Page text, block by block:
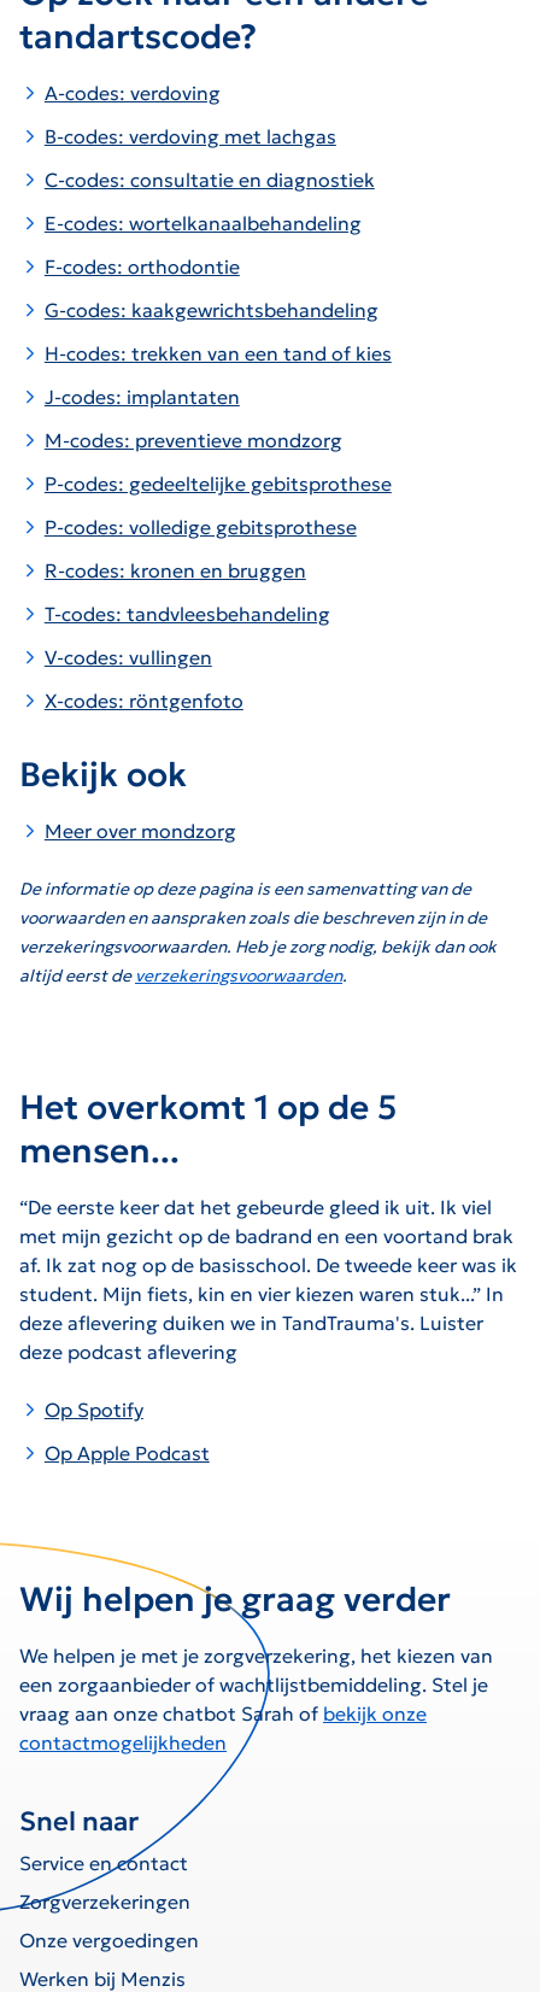
tandartscode?
A-codes: verdoving
B-codes: verdoving met lachgas
C-codes: consultatie en diagnostiek
E-codes: wortelkanaalbehandeling
F-codes: orthodontie
G-codes: kaakgewrichtsbehandeling
H-codes: trekken van een tand of kies
J-codes: implantaten
M-codes: preventieve mondzorg
P-codes: gedeeltelijke gebitsprothese
P-codes: volledige gebitsprothese
R-codes: kronen en bruggen
T-codes: tandvleesbehandeling
V-codes: vullingen
X-codes: röntgenfoto
Bekijk ook
Meer over mondzorg
De informatie op deze pagina is een samenvatting van de
voorwaarden en aanspraken zoals die beschreven zijn in de
verzekeringsvoorwaarden. Heb je zorg nodig, bekijk dan ook
altijd eerst de verzekeringsvoorwaarden.
Het overkomt 1 op de 5
mensen...
“De eerste keer dat het gebeurde gleed ik uit. Ik viel
met mijn gezicht op de badrand en een voortand brak
af. Ik zat nog op de basisschool. De tweede keer was ik
student. Mijn fiets, kin en vier kiezen waren stuk...” In
deze aflevering duiken we in TandTrauma's. Luister
deze podcast aflevering
Op Spotify
Op Apple Podcast
Wij helpen je graag verder
We helpen je met je zorgverzekering, het kiezen van
een zorgaanbieder of wachtlijstbemiddeling. Stel je
vraag aan onze chatbot Sarah of bekijk onze
contactmogelijkheden
Snel naar
Service en contact
Zorgverzekeringen
Onze vergoedingen
Werken bij Menzis